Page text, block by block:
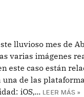
lluvioso mes de
varias imágenes
este caso están
de las
iOS,... LEER MÁS »